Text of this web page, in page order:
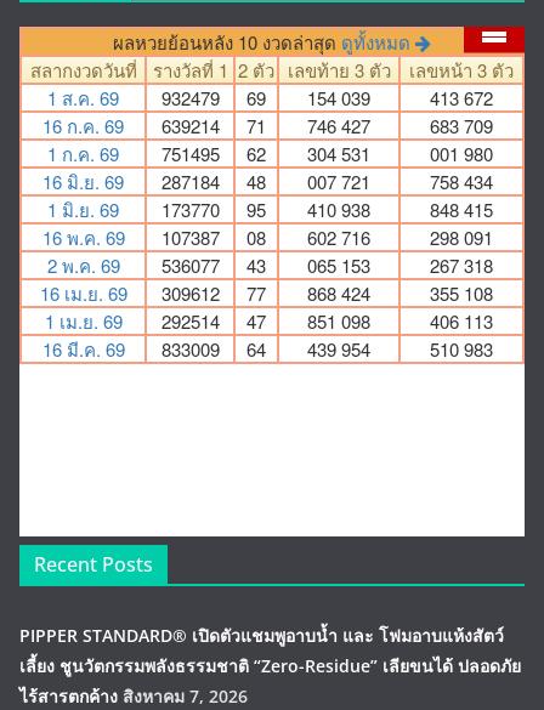
Recent Posts
PIPPER STANDARD® เปิดตัวแชมพูอาบน้ำ และ โฟมอาบแห้งสัตว์
เลี้ยง ชูนวัตกรรมพลังธรรมชาติ “Zero-Residue” เลียขนได้ ปลอดภัย
ไร้สารตกค้าง สิงหาคม 7, 2026